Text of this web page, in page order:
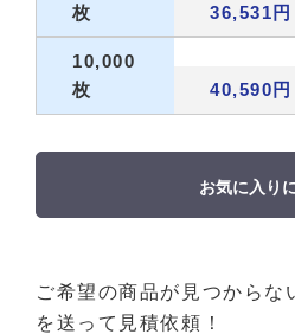
枚
36,531円
10,000
枚
40,590円
お気に入り
ご希望の商品が見つからな
を送って見積依頼！